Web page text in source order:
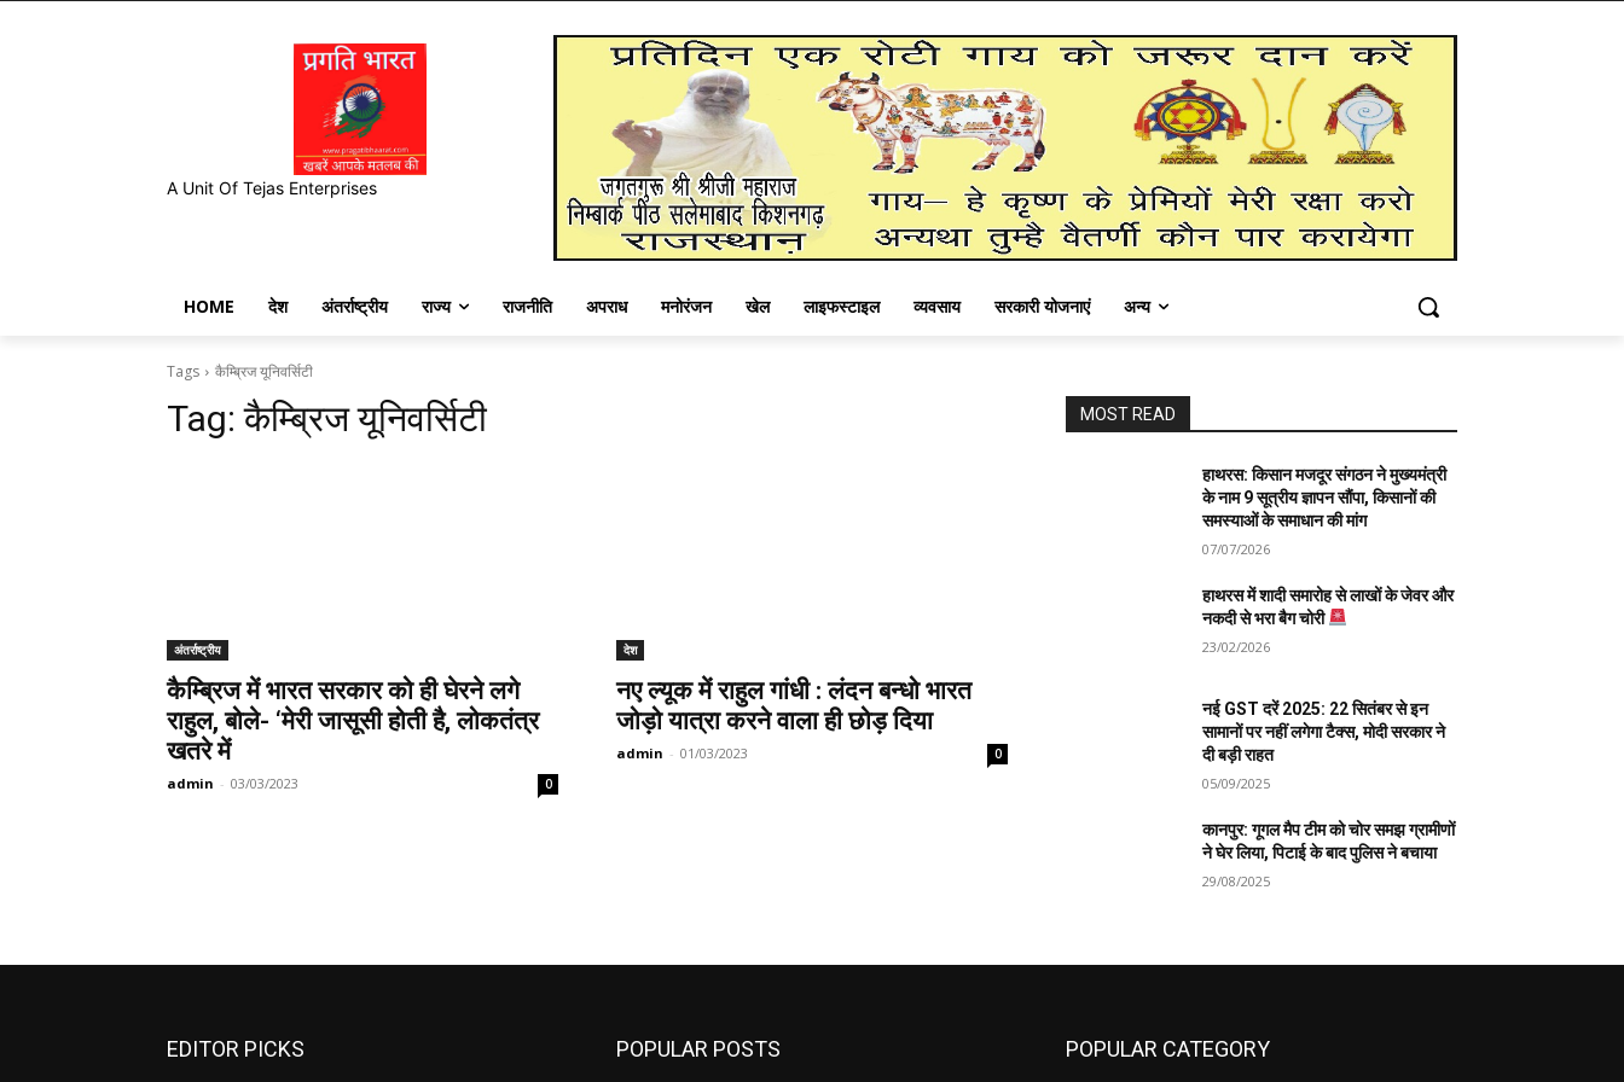
A Unit Of Tejas Enterprises
HOME देश अंतर्राष्ट्रीय राज्य राजनीति अपराध मनोरंजन खेल लाइफस्टाइल व्यवसाय सरकारी योजनाएं अन्य
Tags कैम्ब्रिज यूनिवर्सिटी
Tag:कैम्ब्रिज यूनिवर्सिटी
अंतर्राष्ट्रीय
कैम्ब्रिज में भारत सरकार को ही घेरने लगे
राहुल, बोले- ‘मेरी जासूसी होती है, लोकतंत्र
खतरे में
admin - 03/03/2023 0
देश
नए ल्यूक में राहुल गांधी : लंदन बन्धो भारत
जोड़ो यात्रा करने वाला ही छोड़ दिया
admin - 01/03/2023 0
MOST READ
हाथरस: किसान मजदूर संगठन ने मुख्यमंत्री
के नाम 9 सूत्रीय ज्ञापन सौंपा, किसानों की
समस्याओं के समाधान की मांग
07/07/2026
हाथरस में शादी समारोह से लाखों के जेवर और
नकदी से भरा बैग चोरी
23/02/2026
नई GST दरें 2025: 22 सितंबर से इन
सामानों पर नहीं लगेगा टैक्स, मोदी सरकार ने
दी बड़ी राहत
05/09/2025
कानपुर: गूगल मैप टीम को चोर समझ ग्रामीणों
ने घेर लिया, पिटाई के बाद पुलिस ने बचाया
29/08/2025
EDITOR PICKS POPULAR POSTS POPULAR CATEGORY